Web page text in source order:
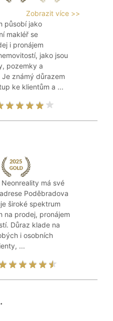
Zobrazit více >>
působí jako
makléř se
i pronájem
jako jsou
pozemky a
známý důrazem
ke klientům a ...
má své
Poděbradova
široké spektrum
na prodej, pronájem
Důraz klade na
i osobních
...